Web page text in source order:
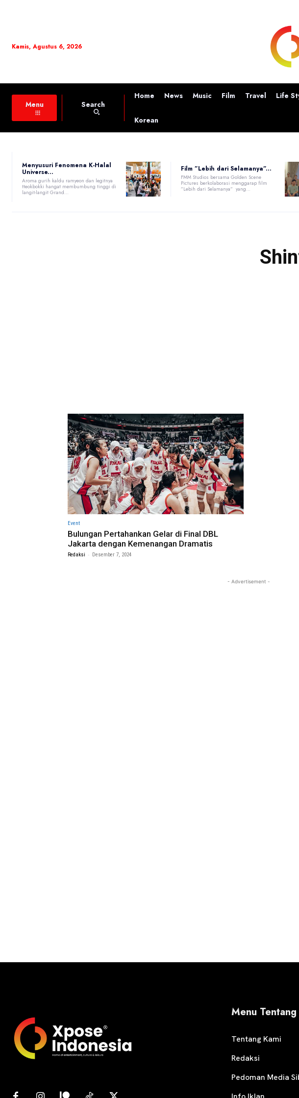
Kamis, Agustus 6, 2026
Menu Search
Home News Music Film Travel Life
Korean
Menyusuri Fenomena K-Halal
Universe...
Aroma gurih kaldu ramyeon dan legitnya
tteokbokki hangat membumbung tinggi di
langit-langit Grand...
Film ”Lebih dari Selamanya”...
FMM Studios bersama Golden Scene
Pictures berkolaborasi menggarap film
”Lebih dari Selamanya” yang...
Event
Bulungan Pertahankan Gelar di Final DBL
Jakarta dengan Kemenangan Dramatis
Redaksi - Desember 7, 2024
- Advertisement -
Menu Tentang
Tentang Kami
Redaksi
Pedoman Media